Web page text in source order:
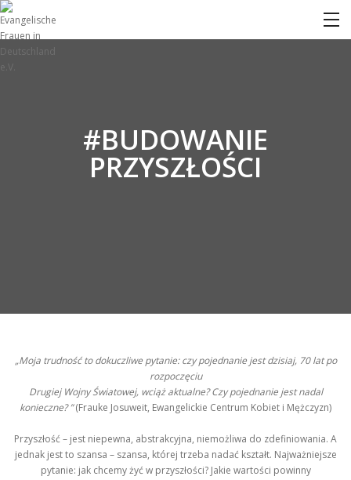
#BUDOWANIE
PRZYSZŁOŚCI
„Moja trudność to dokuczliwe pytanie: czy pojednanie jest dzisiaj, 70 lat po
rozpoczęciu
Drugiej Wojny Światowej, wciąż aktualne? Czy pojednanie jest nadal
konieczne? ”(Frauke Josuweit, Ewangelickie Centrum Kobiet i Mężczyzn)
Przyszłość – jest niepewna, abstrakcyjna, niemożliwa do zdefiniowania. A
jednak jest to szansa – szansa, której trzeba nadać kształt. Najważniejsze
pytanie: jak chcemy żyć w przyszłości? Jakie wartości powinny